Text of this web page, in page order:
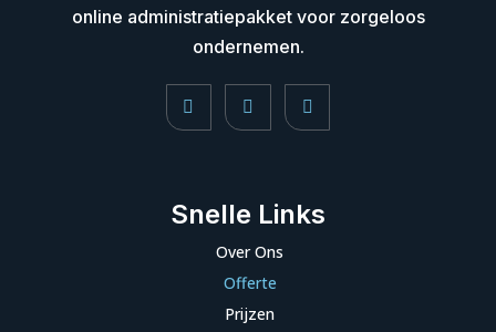
online administratiepakket voor zorgeloos
ondernemen.
Snelle Links
Over Ons
Offerte
Prijzen